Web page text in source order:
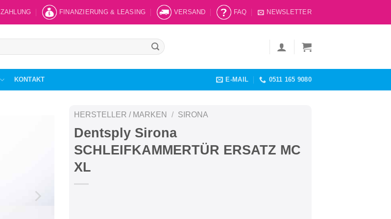
ZAHLUNG FINANZIERUNG & LEASING VERSAND FAQ NEWSLETTER
KONTAKT E-MAIL 0511 165 9080
HERSTELLER / MARKEN / SIRONA
Dentsply Sirona
SCHLEIFKAMMERTÜR ERSATZ MC
XL